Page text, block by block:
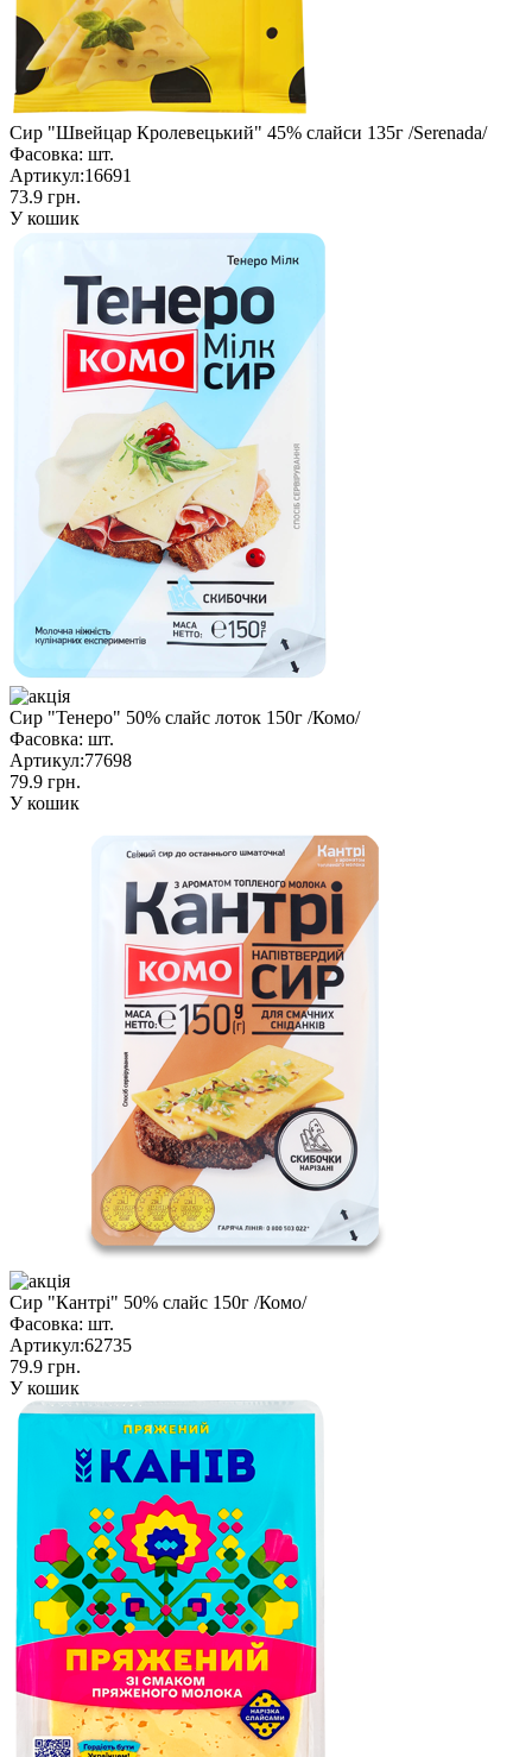
Сир "Швейцар Кролевецький" 45% слайси 135г /Serenada/
Фасовка: шт.
Артикул:16691
73.9 грн.
У кошик
Сир "Тенеро" 50% слайс лоток 150г /Комо/
Фасовка: шт.
Артикул:77698
79.9 грн.
У кошик
Сир "Кантрі" 50% слайс 150г /Комо/
Фасовка: шт.
Артикул:62735
79.9 грн.
У кошик